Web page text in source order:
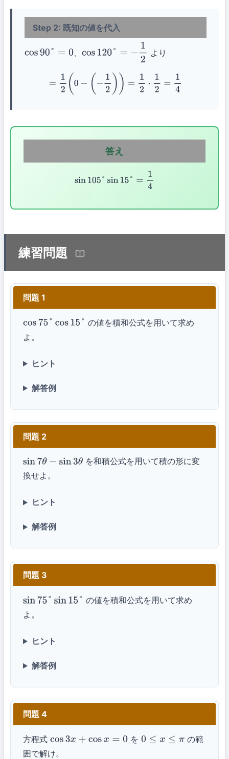
Step 2: 既知の値を代入
cos 90° 0 、 cos 120° −1 2 より
= 0 −1 2) = 2= 4
答え
sin105 °sin 15°= 14
練習問題
問題 1
cos 75° cos15°
の値を積和公式を用いて求め
よ。
ヒント
解答例
問題 2
sin7 θ− sin 3θ
を和積公式を用いて積の形に変
換せよ。
ヒント
解答例
問題 3
sin75° sin15°
の値を積和公式を用いて求め
よ。
ヒント
解答例
問題 4
方程式 cos 3x+cosx= 0 を0 ≤x≤π
の範
囲で解け。